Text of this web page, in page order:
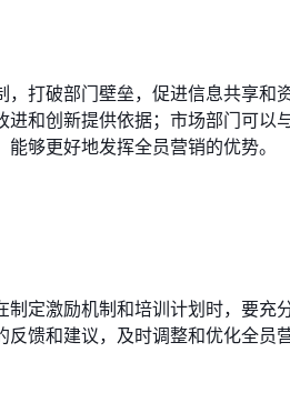
打破部门壁垒，促进信息共享和
和创新提供依据；市场部门可以
够更好地发挥全员营销的优势。
定激励机制和培训计划时，要充
馈和建议，及时调整和优化全员